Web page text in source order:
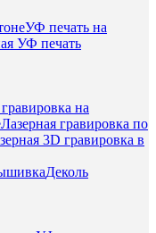
УФ печать на
УФ печать
на
Лазерная гравировка по
3D гравировка в
Деколь